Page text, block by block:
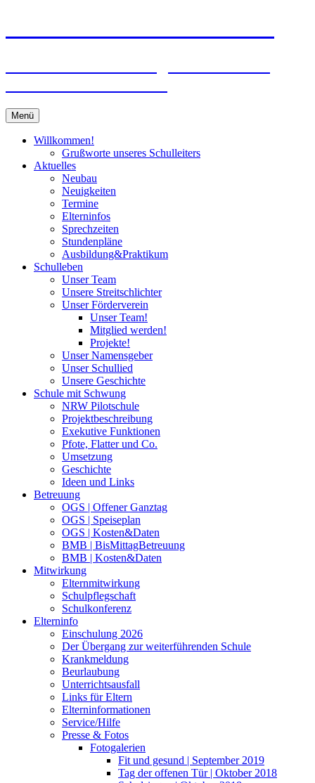
Menü
Willkommen!
Grußworte unseres Schulleiters
Aktuelles
Neubau
Neuigkeiten
Termine
Elterninfos
Sprechzeiten
Stundenpläne
Ausbildung&Praktikum
Schulleben
Unser Team
Unsere Streitschlichter
Unser Förderverein
Unser Team!
Mitglied werden!
Projekte!
Unser Namensgeber
Unser Schullied
Unsere Geschichte
Schule mit Schwung
NRW Pilotschule
Projektbeschreibung
Exekutive Funktionen
Pfote, Flatter und Co.
Umsetzung
Geschichte
Ideen und Links
Betreuung
OGS | Offener Ganztag
OGS | Speiseplan
OGS | Kosten&Daten
BMB | BisMittagBetreuung
BMB | Kosten&Daten
Mitwirkung
Elternmitwirkung
Schulpflegschaft
Schulkonferenz
Elterninfo
Einschulung 2026
Der Übergang zur weiterführenden Schule
Krankmeldung
Beurlaubung
Unterrichtsausfall
Links für Eltern
Elterninformationen
Service/Hilfe
Presse & Fotos
Fotogalerien
Fit und gesund | September 2019
Tag der offenen Tür | Oktober 2018